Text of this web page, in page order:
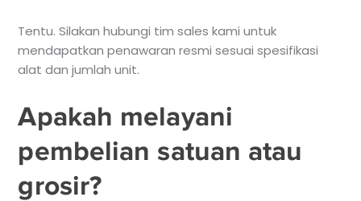
Tentu. Silakan hubungi tim sales kami untuk
mendapatkan penawaran resmi sesuai spesifikasi
alat dan jumlah unit.
Apakah melayani
pembelian satuan atau
grosir?